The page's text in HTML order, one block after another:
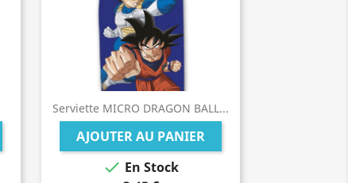
Serviette MICRO DRAGON BALL...
AJOUTER AU PANIER
 En Stock